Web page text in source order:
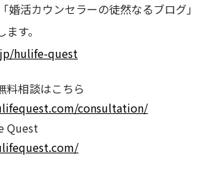
婚活カウンセラーの徒然なるブログ」
す。
hulife-quest
料相談はこちら
consultation/
Quest